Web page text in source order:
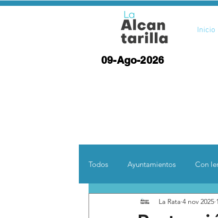
Inicio
09-Ago-2026
Todos Ayuntamientos Con
Desde otras
La Rata 4 nov 2025